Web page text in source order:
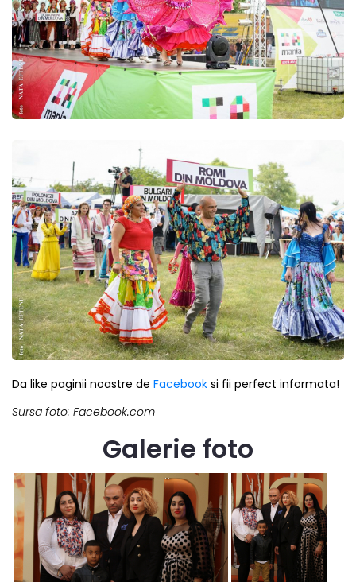
Da like paginii noastre de Facebook si fii perfect informata!
Sursa foto: Facebook.com
Galerie foto